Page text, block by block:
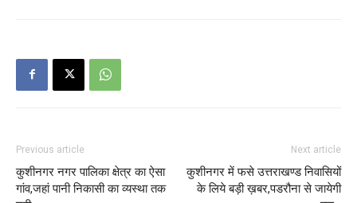
Previous article
कुशीनगर नगर पालिका क्षेत्र का ऐसा
गांव,जहां पानी निकासी का व्यस्था तक
Next article
कुशीनगर में फसे उत्तराखण्ड निवासियों
के लिये बड़ी ख़बर,पडरौना से जायेगी